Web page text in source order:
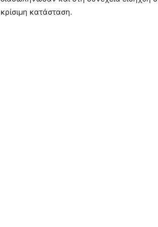
κρίσιμη κατάσταση.